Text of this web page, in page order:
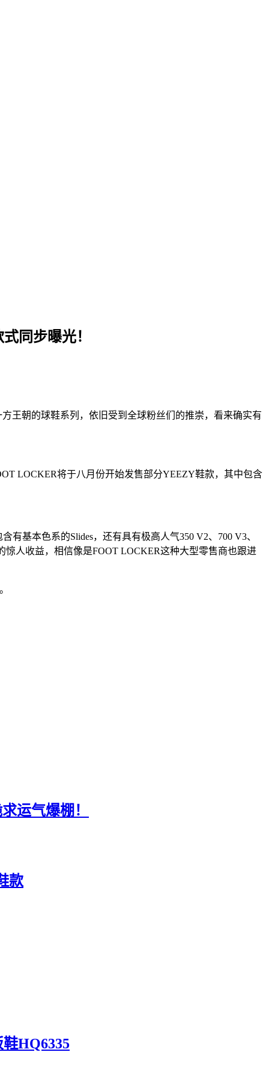
同步曝光！
王朝的球鞋系列，依旧受到全球粉丝们的推崇，看来确实有
LOCKER将于八月份开始发售部分YEEZY鞋款，其中包含
基本色系的Slides，还有具有极高人气350 V2、700 V3、
惊人收益，相信像是FOOT LOCKER这种大型零售商也跟进
运气爆棚！
款
HQ6335